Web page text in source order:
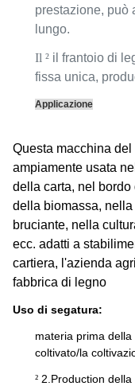
prestazione, può
lungo.
Il ² il frantoio di
fissa unica,
Applicazione
Questa macchina
ampiamente usata
della carta, nel
della biomassa,
bruciante, nella
ecc. adatti a
cartiera, l'azienda
fabbrica di legno
Uso di segatura:
materia prima della
coltivato/la
² 2.Production